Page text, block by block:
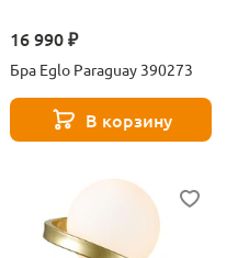
16 990 ₽
Бра Eglo Paraguay 390273
В корзину